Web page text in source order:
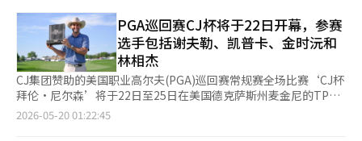
的内容和更大的规模，让全球观众能够体验韩国饮食文化，未来也
将持续推广K-食品的魅力。” CJ杯是由CJ集团主办的PGA巡回赛
常规赛事。自2017年作为国内首个PGA巡回赛常规赛事推出以
来，为国内高尔夫球迷提供了直接观看全球明星选手比赛的机会。
之后因新冠疫情将赛事移至美国，自2024年起与有80年历史的
PGA赛事“拜伦·尼尔森”合并，以“CJ杯拜伦·尼尔森”的名义
举办。※ 本报道经人工智能（AI）系统翻译与编辑。
设备进行自我诊断的“护肤课程”，并提供个性化咨询，服务免
费。Olive Young独特的“半接待”模式也将在美国市场得到延
续，确保顾客在自由探索的同时，随时获得专业的美容咨询。 随
着帕萨迪纳店的开业，CJ Olive Young还推出了美国专属的在线商
城。Olive Young在加利福尼亚州布卢明顿建立了一个3600平方米
（约1100坪）的自动化综合物流中心，将原本需要5至7天的全球
商城配送时间缩短至3至5天。此外，在线商城的免邮标准从60美
元降低至35美元，进一步降低了在线购物的门槛。 同时，Olive
加巡回赛。我喜欢通过连续几周的比赛来建立节奏和状态。很久没
有在这个高尔夫球场比赛了，我很期待。希望天气能好一些。”
对于凯普卡来说，CJ杯留下了美好的回忆。2018年，他在济州岛
西归浦市的九桥俱乐部参加CJ杯时，赛前在济州岛海域钓到了超过
50厘米的巨型黄鳍鲷。凯普卡在比赛的官方新闻发布会上笑着
说：“希望黄鳍鲷能带来好运。”最终，他不仅钓到了鱼，还捧起
了冠军奖杯，双喜临门。 回忆起当时的经历，凯普卡表示：“在
济州岛度过了非常愉快的时光，赢得了冠军，真是一次有趣的旅
PGA巡回赛CJ杯将于22日开幕，参赛
选手包括谢夫勒、凯普卡、金时沅和
林相杰
CJ集团赞助的美国职业高尔夫(PGA)巡回赛常规赛全场比赛‘CJ杯
拜伦·尼尔森’将于22日至25日在美国德克萨斯州麦金尼的TPC
克雷格牧场举行。 此次比赛总奖金为1030万美元（约合155亿韩
2026-05-20 01:22:45